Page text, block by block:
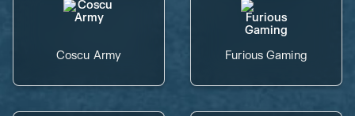
Coscu Army Furious Gaming